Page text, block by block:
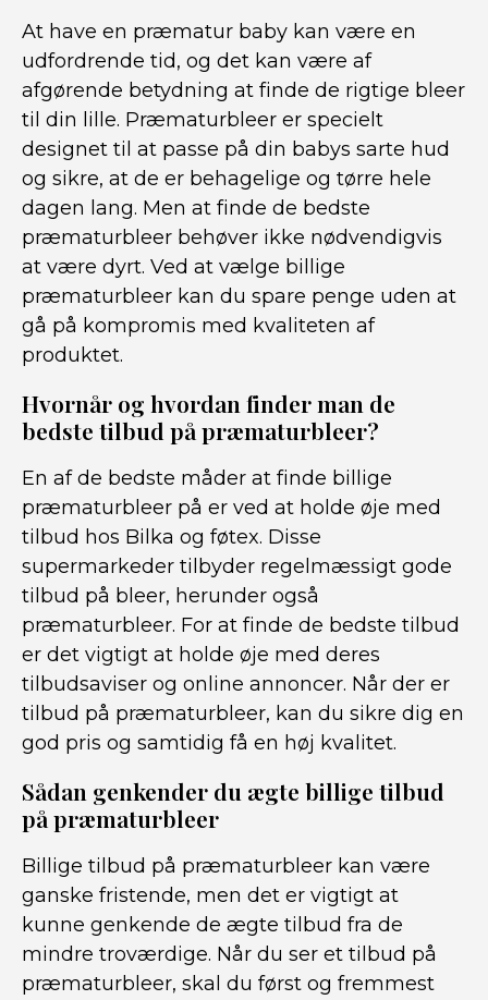
At have en præmatur baby kan være en
udfordrende tid, og det kan være af
afgørende betydning at finde de rigtige bleer
til din lille. Præmaturbleer er specielt
designet til at passe på din babys sarte hud
og sikre, at de er behagelige og tørre hele
dagen lang. Men at finde de bedste
præmaturbleer behøver ikke nødvendigvis
at være dyrt. Ved at vælge billige
præmaturbleer kan du spare penge uden at
gå på kompromis med kvaliteten af
produktet.
Hvornår og hvordan finder man de
bedste tilbud på præmaturbleer?
En af de bedste måder at finde billige
præmaturbleer på er ved at holde øje med
tilbud hos Bilka og føtex. Disse
supermarkeder tilbyder regelmæssigt gode
tilbud på bleer, herunder også
præmaturbleer. For at finde de bedste tilbud
er det vigtigt at holde øje med deres
tilbudsaviser og online annoncer. Når der er
tilbud på præmaturbleer, kan du sikre dig en
god pris og samtidig få en høj kvalitet.
Sådan genkender du ægte billige tilbud
på præmaturbleer
Billige tilbud på præmaturbleer kan være
ganske fristende, men det er vigtigt at
kunne genkende de ægte tilbud fra de
mindre troværdige. Når du ser et tilbud på
præmaturbleer, skal du først og fremmest